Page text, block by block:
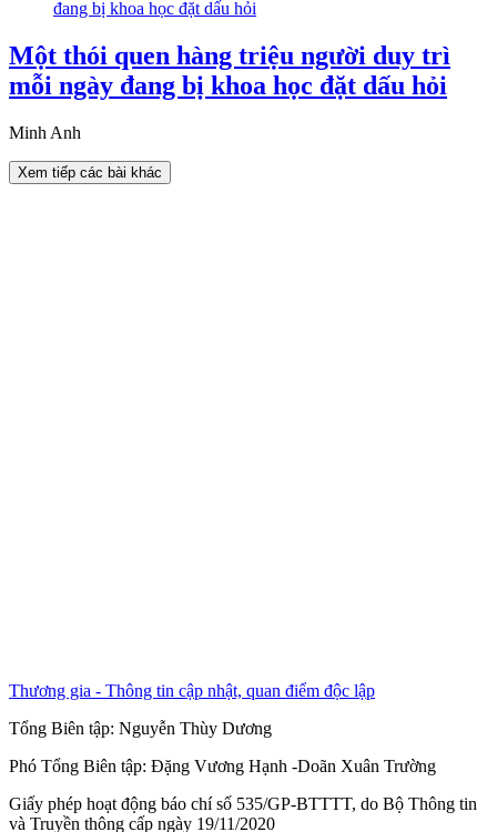
Một thói quen hàng triệu người duy trì
mỗi ngày đang bị khoa học đặt dấu hỏi
Minh Anh
Xem tiếp các bài khác
Thương gia - Thông tin cập nhật, quan điểm độc lập
Tổng Biên tập: Nguyễn Thùy Dương
Phó Tổng Biên tập: Đặng Vương Hạnh -Doãn Xuân Trường
Giấy phép hoạt động báo chí số 535/GP-BTTTT, do Bộ Thông tin
và Truyền thông cấp ngày 19/11/2020